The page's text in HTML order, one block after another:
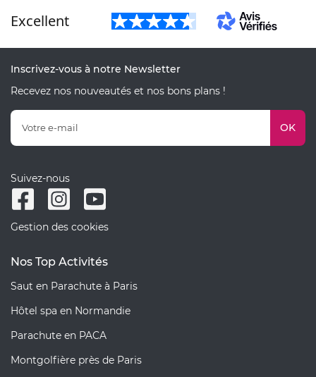
Excellent
Inscrivez-vous à notre Newsletter
Recevez nos nouveautés et nos bons plans !
OK
Suivez-nous
Gestion des cookies
Nos Top Activités
Saut en Parachute à Paris
Hôtel spa en Normandie
Parachute en PACA
Montgolfière près de Paris